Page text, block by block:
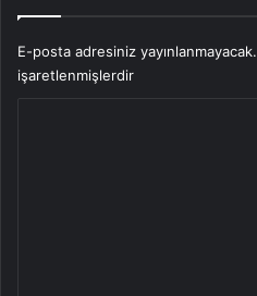
E-posta adresiniz yayınlanmayacak.
işaretlenmişlerdir